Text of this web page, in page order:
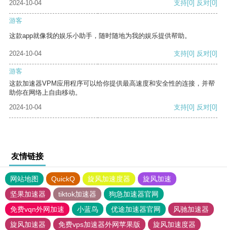
2024-10-04
支持[0] 反对[0]
游客
这款app就像我的娱乐小助手，随时随地为我的娱乐提供帮助。
2024-10-04 支持[0] 反对[0]
游客
这款加速器VPM应用程序可以给你提供最高速度和安全性的连接，并帮
助你在网络上自由移动。
2024-10-04
支持[0] 反对[0]
友情链接
网站地图 QuickQ 旋风加速度器
旋风加速
坚果加速器
tiktok加速器
狗急加速器官网
免费vqn外网加速
小蓝鸟 优途加速器官网
风驰加速器
旋风加速器
免费vps加速器外网苹果版
旋风加速度器